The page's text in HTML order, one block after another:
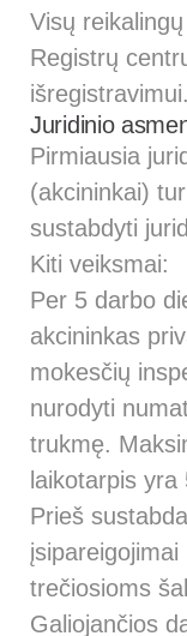
Visų
Registrų
išregistravimui.
Juridinio
Pirmiausia
(akcininkai)
sustabdyti
Kiti veiksmai:
Per 5 darbo
akcininkas
mokesčių
nurodyti
trukmę.
laikotarpis yra
Prieš
trečiosioms
Galiojančios